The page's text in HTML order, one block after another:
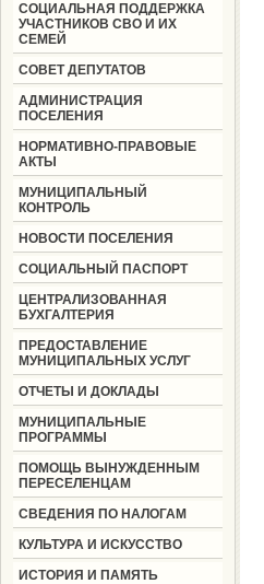
СОЦИАЛЬНАЯ ПОДДЕРЖКА
УЧАСТНИКОВ СВО И ИХ
СЕМЕЙ
СОВЕТ ДЕПУТАТОВ
АДМИНИСТРАЦИЯ
ПОСЕЛЕНИЯ
НОРМАТИВНО-ПРАВОВЫЕ
АКТЫ
МУНИЦИПАЛЬНЫЙ
КОНТРОЛЬ
НОВОСТИ ПОСЕЛЕНИЯ
СОЦИАЛЬНЫЙ ПАСПОРТ
ЦЕНТРАЛИЗОВАННАЯ
БУХГАЛТЕРИЯ
ПРЕДОСТАВЛЕНИЕ
МУНИЦИПАЛЬНЫХ УСЛУГ
ОТЧЕТЫ И ДОКЛАДЫ
МУНИЦИПАЛЬНЫЕ
ПРОГРАММЫ
ПОМОЩЬ ВЫНУЖДЕННЫМ
ПЕРЕСЕЛЕНЦАМ
СВЕДЕНИЯ ПО НАЛОГАМ
КУЛЬТУРА И ИСКУССТВО
ИСТОРИЯ И ПАМЯТЬ